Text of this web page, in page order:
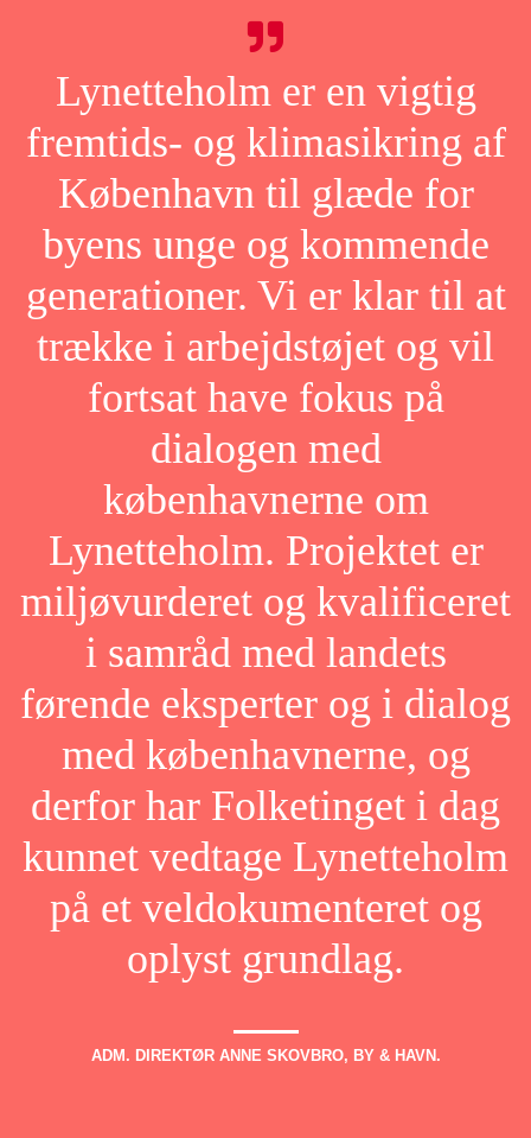
Lynetteholm er en vigtig
fremtids- og klimasikring af
København til glæde for
byens unge og kommende
generationer. Vi er klar til at
trække i arbejdstøjet og vil
fortsat have fokus på
dialogen med
københavnerne om
Lynetteholm. Projektet er
miljøvurderet og kvalificeret
i samråd med landets
førende eksperter og i dialog
med københavnerne, og
derfor har Folketinget i dag
kunnet vedtage Lynetteholm
på et veldokumenteret og
oplyst grundlag.
ADM. DIREKTØR ANNE SKOVBRO, BY & HAVN.